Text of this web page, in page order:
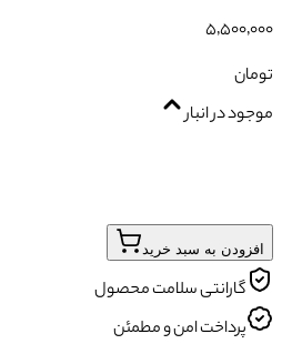
۵٬۵۰۰٬۰۰۰
تومان
موجود در انبار
افزودن به سبد خرید
گارانتی سلامت محصول
پرداخت امن و مطمئن